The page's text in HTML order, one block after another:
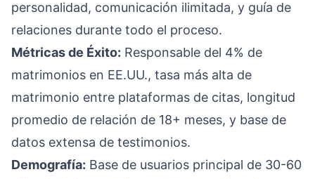
personalidad, comunicación ilimitada, y guía de
relaciones durante todo el proceso.
Métricas de Éxito: Responsable del 4% de
matrimonios en EE.UU., tasa más alta de
matrimonio entre plataformas de citas, longitud
promedio de relación de 18+ meses, y base de
datos extensa de testimonios.
Demografía: Base de usuarios principal de 30-60